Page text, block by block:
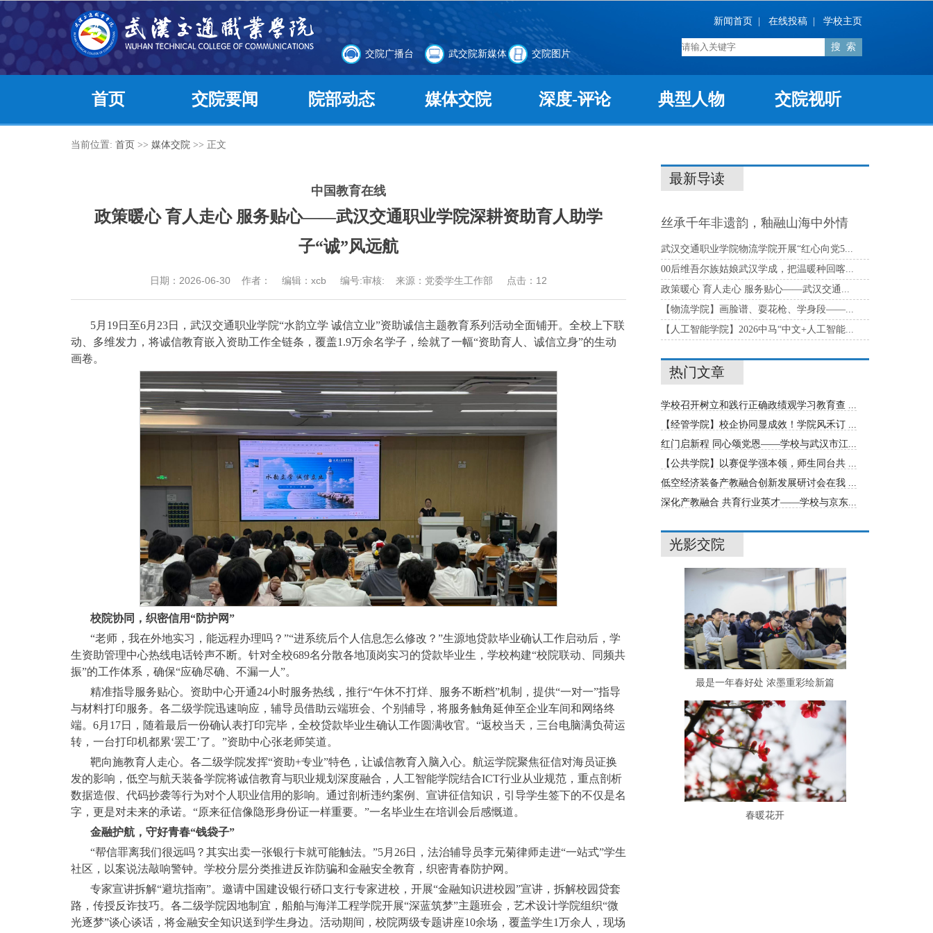
交院广播台 武交院新媒体 交院图片
新闻首页 在线投稿 学校主页
首页 交院要闻 院部动态 媒体交院 深度-评论 典型人物 交院视听
当前位置: 首页 >> 媒体交院 >> 正文
中国教育在线
政策暖心 育人走心 服务贴心——武汉交通职业学院深耕资助育人助学
子“诚”风远航
日期：2026-06-30 作者： 编辑：xcb 编号:审核: 来源：党委学生工作部 点击： 12
5月19日至6月23日，武汉交通职业学院“水韵立学 诚信立业”资助诚信主题教育系列活动全面铺开。全校上下联
动、多维发力，将诚信教育嵌入资助工作全链条，覆盖1.9万余名学子，绘就了一幅“资助育人、诚信立身”的生动
画卷。
校院协同，织密信用“防护网”
“老师，我在外地实习，能远程办理吗？”“进系统后个人信息怎么修改？”生源地贷款毕业确认工作启动后，学
生资助管理中心热线电话铃声不断。针对全校689名分散各地顶岗实习的贷款毕业生，学校构建“校院联动、同频共
振”的工作体系，确保“应确尽确、不漏一人”。
精准指导服务贴心。资助中心开通24小时服务热线，推行“午休不打烊、服务不断档”机制，提供“一对一”指导
与材料打印服务。各二级学院迅速响应，辅导员借助云端班会、个别辅导，将服务触角延伸至企业车间和网络终
端。6月17日，随着最后一份确认表打印完毕，全校贷款毕业生确认工作圆满收官。“返校当天，三台电脑满负荷运
转，一台打印机都累‘罢工’了。”资助中心张老师笑道。
靶向施教育人走心。各二级学院发挥“资助+专业”特色，让诚信教育入脑入心。航运学院聚焦征信对海员证换
发的影响，低空与航天装备学院将诚信教育与职业规划深度融合，人工智能学院结合ICT行业从业规范，重点剖析
数据造假、代码抄袭等行为对个人职业信用的影响。通过剖析违约案例、宣讲征信知识，引导学生签下的不仅是名
字，更是对未来的承诺。“原来征信像隐形身份证一样重要。”一名毕业生在培训会后感慨道。
金融护航，守好青春“钱袋子”
“帮信罪离我们很远吗？其实出卖一张银行卡就可能触法。”5月26日，法治辅导员李元菊律师走进“一站式”学生
社区，以案说法敲响警钟。学校分层分类推进反诈防骗和金融安全教育，织密青春防护网。
专家宣讲拆解“避坑指南”。邀请中国建设银行硚口支行专家进校，开展“金融知识进校园”宣讲，拆解校园贷套
路，传授反诈技巧。各二级学院因地制宜，船舶与海洋工程学院开展“深蓝筑梦”主题班会，艺术设计学院组织“微
光逐梦”谈心谈话，将金融安全知识送到学生身边。活动期间，校院两级专题讲座10余场，覆盖学生1万余人，现场
最新导读
丝承千年非遗韵，釉融山海中外情
——30余...
武汉交通职业学院物流学院开展“红心向党5...
00后维吾尔族姑娘武汉学成，把温暖种回喀...
政策暖心 育人走心 服务贴心——武汉交通...
【物流学院】画脸谱、耍花枪、学身段——...
【人工智能学院】2026中马“中文+人工智能...
热门文章
学校召开树立和践行正确政绩观学习教育查 ...
【经管学院】校企协同显成效！学院风禾订 ...
红门启新程 同心颂党恩——学校与武汉市江...
【公共学院】以赛促学强本领，师生同台共 ...
低空经济装备产教融合创新发展研讨会在我 ...
深化产教融合 共育行业英才——学校与京东...
光影交院
最是一年春好处 浓墨重彩绘新篇
春暖花开